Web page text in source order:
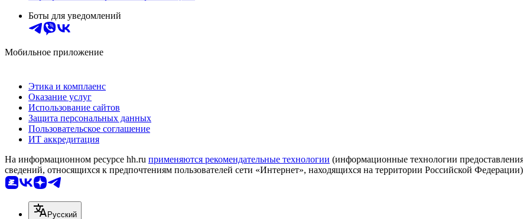
Боты для уведомлений
Мобильное приложение
Этика и комплаенс
Оказание услуг
Использование сайтов
Защита персональных данных
Пользовательское соглашение
ИТ аккредитация
На информационном ресурсе hh.ru применяются рекомендательные технологии (информационные технологии
сведений, относящихся к предпочтениям пользователей сети «Интернет», находящихся на территории Российской Федерации)
Русский